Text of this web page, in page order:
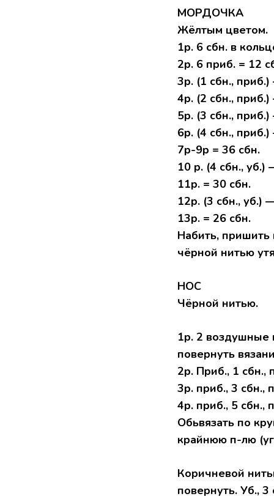
МОРДОЧКА
Жёлтым цветом.
1р. 6 сбн. в
2р. 6 приб. = 12
3р. (1 сбн.,
4р. (2 сбн.,
5р. (3 сбн.,
6р. (4 сбн.,
7р-9р = 36 сбн.
10 р. (4 сбн., уб.)
11р. = 30 сбн.
12р. (3 сбн., уб.)
13р. = 26 сбн.
Набить, пришить
чёрной нитью
НОС
Чёрной нитью.
1р. 2 воздушные
повернуть
2р. Приб., 1 сбн.,
3р. приб., 3 сбн.,
4р. приб., 5 сбн.,
Обьвязать по
крайнюю п-лю
Коричневой
повернуть. Уб., 3